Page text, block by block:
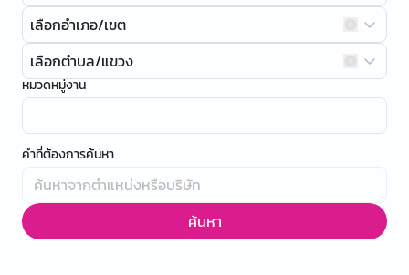
เลือกอำเภอ/เขต
เลือกตำบล/แขวง
หมวดหมู่งาน
คำที่ต้องการค้นหา
ค้นหา